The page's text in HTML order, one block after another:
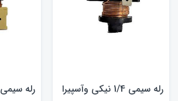
رله سیمی 1/4 نیکی وآسپیرا رله سیمی 1/5دانفوس